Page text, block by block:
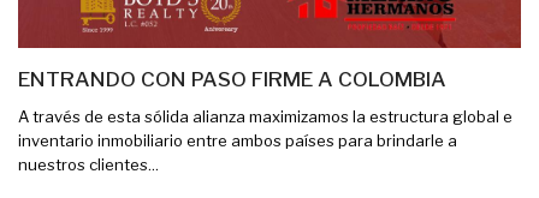
ENTRANDO CON PASO FIRME A COLOMBIA
A través de esta sólida alianza maximizamos la estructura global e
inventario inmobiliario entre ambos países para brindarle a
nuestros clientes...